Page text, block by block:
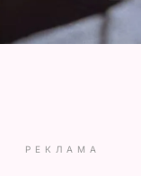
РЕКЛАМА